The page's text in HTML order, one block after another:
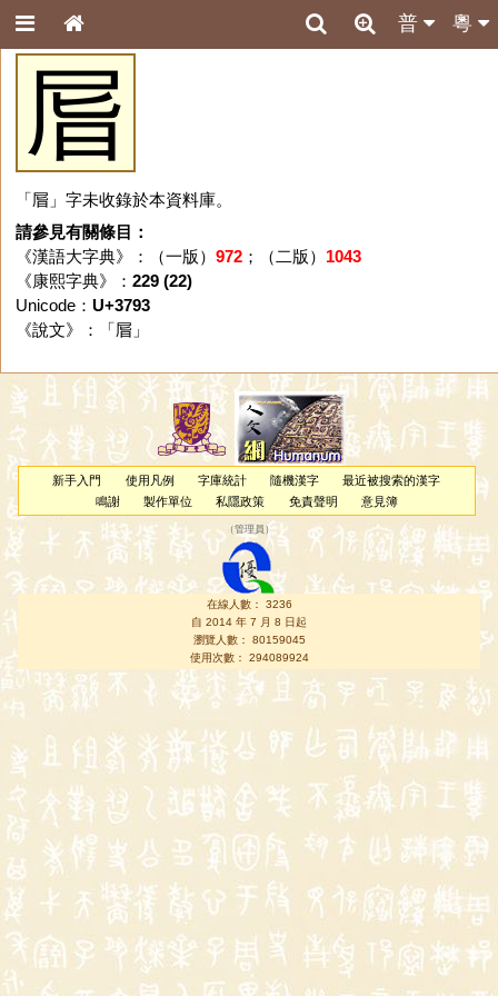
粵
普
㞓
「㞓」字未收錄於本資料庫。
請參見有關條目：
《漢語大字典》：（一版） 972；（二版） 1043
《康熙字典》： 229 (22)
Unicode： U+3793
《說文》：「 㞓」
新手入門 使用凡例 字庫統計 隨機漢字
最近被搜索的漢字
鳴謝
製作單位 私隱政策 免責聲明 意見簿
（管理員 ）
在線人數： 3236
自 2014 年 7 月 8 日起
瀏覽人數： 80159045
使用次數： 294089924